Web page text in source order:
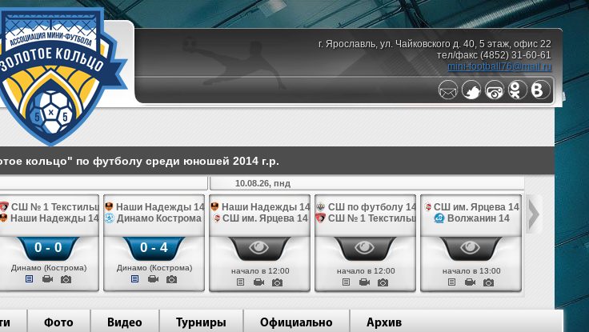
г. Ярославль, ул. Чайковского д. 40, 5 этаж, офис 22
тел/факс (4852) 31-60-61
mini-football76@mail.ru
кольцо" по футболу среди юношей 2014 г.р.
14
СШ № 1 Текстильщик 14
Наши Надежды 14
0 - 0
Динамо (Кострома)
Наши Надежды 14
Динамо Кострома 14
0 - 4
Динамо (Кострома)
10.08.26, пнд
Наши Надежды 14
СШ им. Ярцева 14
начало в 12:00
СШ по футболу 14
СШ № 1 Текстильщик 14
начало в 12:00
СШ им. Ярцева 14
Волжанин 14
начало в 13:00
Фото Видео Турниры Официально Архив